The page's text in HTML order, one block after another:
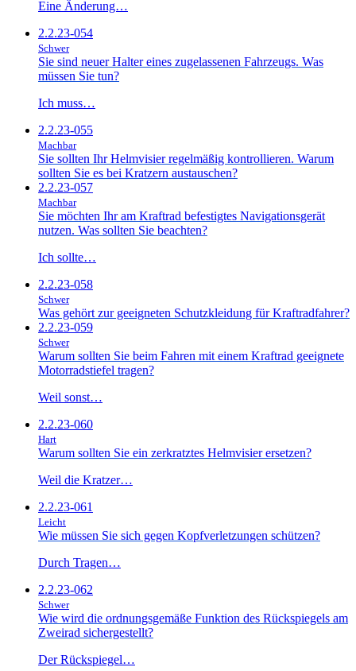
Eine Änderung…
2.2.23-054
Schwer
Sie sind neuer Halter eines zugelassenen Fahrzeugs. Was
müssen Sie tun?
Ich muss…
2.2.23-055
Machbar
Sie sollten Ihr Helmvisier regelmäßig kontrollieren. Warum
sollten Sie es bei Kratzern austauschen?
2.2.23-057
Machbar
Sie möchten Ihr am Kraftrad befestigtes Navigationsgerät
nutzen. Was sollten Sie beachten?
Ich sollte…
2.2.23-058
Schwer
Was gehört zur geeigneten Schutzkleidung für Kraftradfahrer?
2.2.23-059
Schwer
Warum sollten Sie beim Fahren mit einem Kraftrad geeignete
Motorradstiefel tragen?
Weil sonst…
2.2.23-060
Hart
Warum sollten Sie ein zerkratztes Helmvisier ersetzen?
Weil die Kratzer…
2.2.23-061
Leicht
Wie müssen Sie sich gegen Kopfverletzungen schützen?
Durch Tragen…
2.2.23-062
Schwer
Wie wird die ordnungsgemäße Funktion des Rückspiegels am
Zweirad sichergestellt?
Der Rückspiegel…